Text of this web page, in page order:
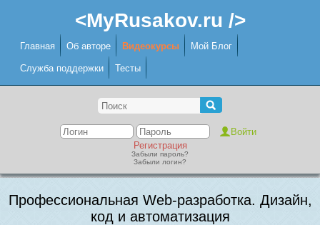
<MyRusakov.ru />
Главная Об авторе Видеокурсы Мой Блог
Служба поддержки Тесты
Регистрация
Забыли пароль?
Забыли логин?
Профессиональная Web-разработка. Дизайн,
код и автоматизация